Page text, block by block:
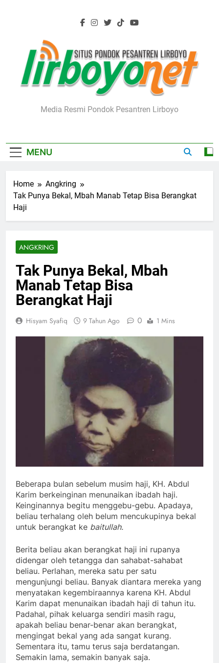
Lirboyo.net
Media Resmi Pondok Pesantren Lirboyo
MENU
Home
Angkring
Tak Punya Bekal, Mbah Manab Tetap Bisa Berangkat
Haji
ANGKRING
Tak Punya Bekal, Mbah
Manab Tetap Bisa
Berangkat Haji
Hisyam Syafiq 9 Tahun Ago 0 1 Mins
Beberapa bulan sebelum musim haji, KH. Abdul
Karim berkeinginan menunaikan ibadah haji.
Keinginannya begitu menggebu-gebu. Apadaya,
beliau terhalang oleh belum mencukupinya bekal
untuk berangkat ke baitullah.
Berita beliau akan berangkat haji ini rupanya
didengar oleh tetangga dan sahabat-sahabat
beliau. Perlahan, mereka satu per satu
mengunjungi beliau. Banyak diantara mereka yang
menyatakan kegembiraannya karena KH. Abdul
Karim dapat menunaikan ibadah haji di tahun itu.
Padahal, pihak keluarga sendiri masih ragu,
apakah beliau benar-benar akan berangkat,
mengingat bekal yang ada sangat kurang.
Sementara itu, tamu terus saja berdatangan.
Semakin lama, semakin banyak saja.